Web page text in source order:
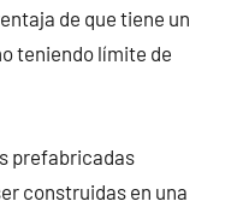
de que tiene un
teniendo límite de
prefabricadas
construidas en una